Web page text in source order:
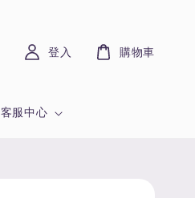
客服中心
登入 購物車